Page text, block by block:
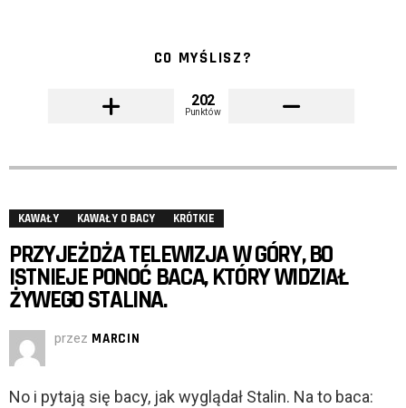
CO MYŚLISZ?
202
Punktów
KAWAŁY KAWAŁY O BACY KRÓTKIE
PRZYJEŻDŻA TELEWIZJA W GÓRY, BO
ISTNIEJE PONOĆ BACA, KTÓRY WIDZIAŁ
ŻYWEGO STALINA.
przez MARCIN
No i pytają się bacy, jak wyglądał Stalin. Na to baca: